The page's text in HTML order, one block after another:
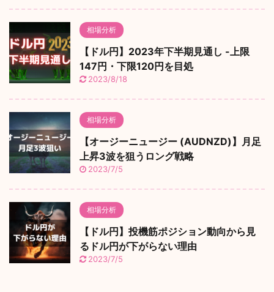
相場分析
【ドル円】2023年下半期見通し -上限
147円・下限120円を目処
2023/8/18
相場分析
【オージーニュージー (AUDNZD)】月足
上昇3波を狙うロング戦略
2023/7/5
相場分析
【ドル円】投機筋ポジション動向から見
るドル円が下がらない理由
2023/7/5